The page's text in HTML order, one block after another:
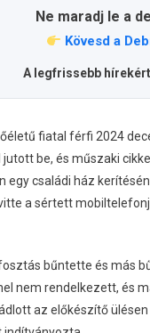
Ne maradj le a
Kövesd a
A legfrissebb
fiatal férfi 2024
be, és műszaki
egy családi ház
a sértett
bűntette és más
nem rendelkezett, és
az előkészítő